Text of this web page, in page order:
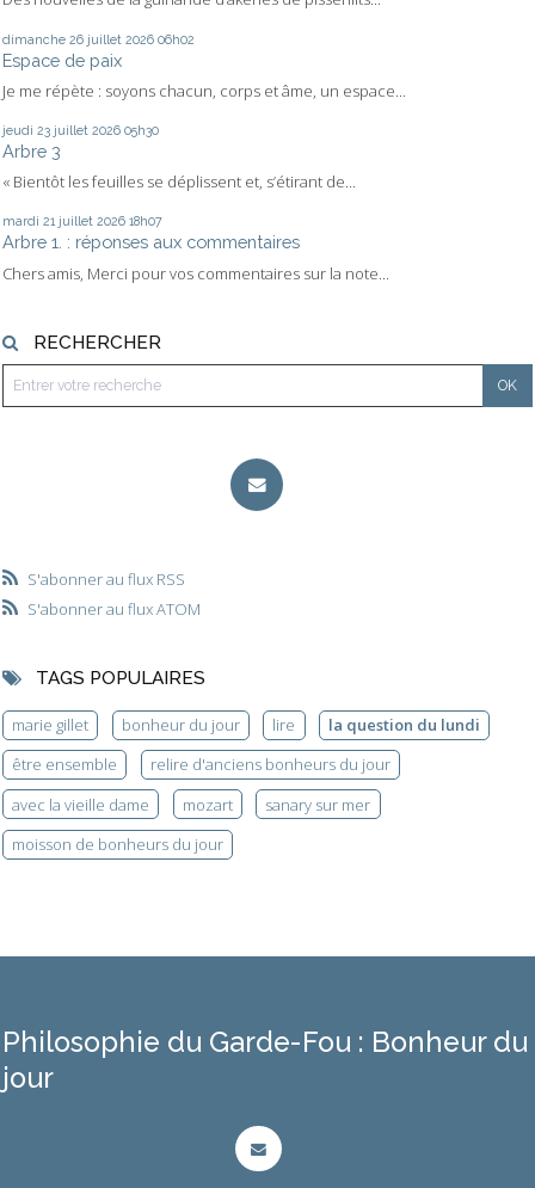
dimanche 26 juillet 2026 06h02
Espace de paix
Je me répète : soyons chacun, corps et âme, un espace...
jeudi 23 juillet 2026 05h30
Arbre 3
« Bientôt les feuilles se déplissent et, s’étirant de...
mardi 21 juillet 2026 18h07
Arbre 1. : réponses aux commentaires
Chers amis, Merci pour vos commentaires sur la note...
RECHERCHER
S'abonner au flux RSS
S'abonner au flux ATOM
TAGS POPULAIRES
marie gillet bonheur du jour lire
la question du lundi
être ensemble
relire d'anciens bonheurs du jour
avec la vieille dame
mozart
sanary sur mer
moisson de bonheurs du jour
Philosophie du Garde-Fou : Bonheur du
jour